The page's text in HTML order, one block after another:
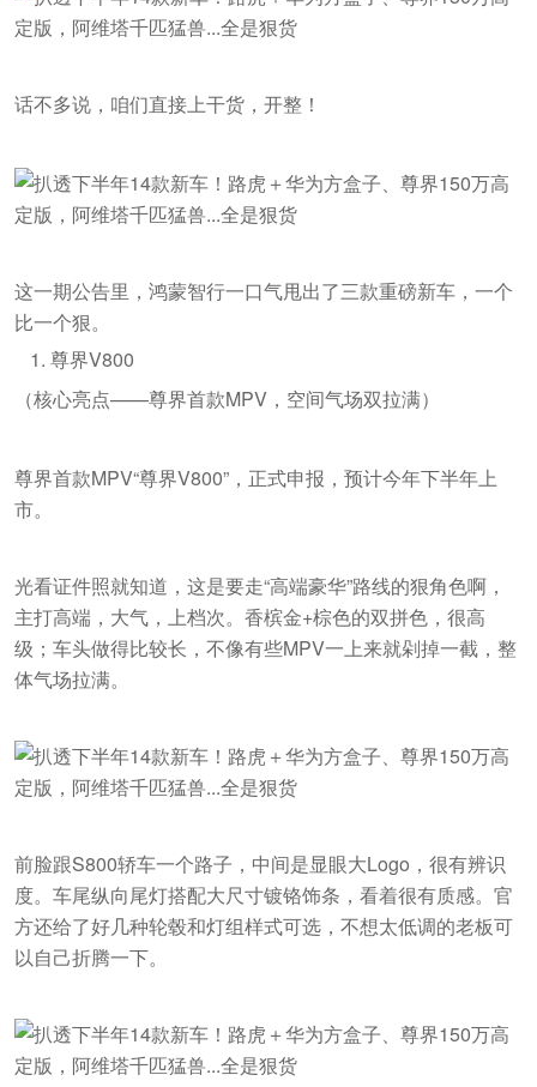
话不多说，咱们直接上干货，开整！
这一期公告里，鸿蒙智行一口气甩出了三款重磅新车，一个
比一个狠。
尊界V800
（核心亮点——尊界首款MPV，空间气场双拉满）
尊界首款MPV“尊界V800”，正式申报，预计今年下半年上
市。
光看证件照就知道，这是要走“高端豪华”路线的狠角色啊，
主打高端，大气，上档次。香槟金+棕色的双拼色，很高
级；车头做得比较长，不像有些MPV一上来就剁掉一截，整
体气场拉满。
前脸跟S800轿车一个路子，中间是显眼大Logo，很有辨识
度。车尾纵向尾灯搭配大尺寸镀铬饰条，看着很有质感。官
方还给了好几种轮毂和灯组样式可选，不想太低调的老板可
以自己折腾一下。